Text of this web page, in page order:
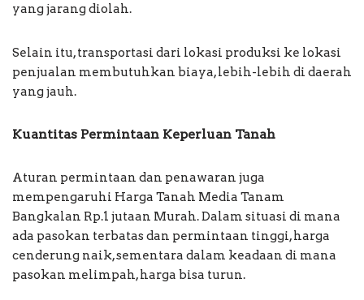
yang jarang diolah.
Selain itu, transportasi dari lokasi produksi ke lokasi
penjualan membutuhkan biaya, lebih-lebih di daerah
yang jauh.
Kuantitas Permintaan Keperluan Tanah
Aturan permintaan dan penawaran juga
mempengaruhi Harga Tanah Media Tanam
Bangkalan Rp.1 jutaan Murah. Dalam situasi di mana
ada pasokan terbatas dan permintaan tinggi, harga
cenderung naik, sementara dalam keadaan di mana
pasokan melimpah, harga bisa turun.